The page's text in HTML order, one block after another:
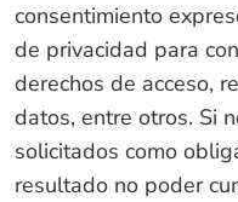
consentimiento
de privacidad para
derechos de acceso,
datos, entre otros. Si
solicitados como
resultado no poder